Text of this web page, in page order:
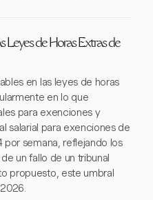
Leyes de Horas Extras de
en las leyes de horas
en lo que
para exenciones y
salarial para exenciones de
semana, reflejando los
un fallo de un tribunal
propuesto, este umbral